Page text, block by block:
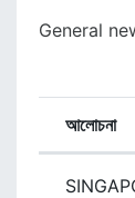
General
List
অবস্থা
আলোচনা